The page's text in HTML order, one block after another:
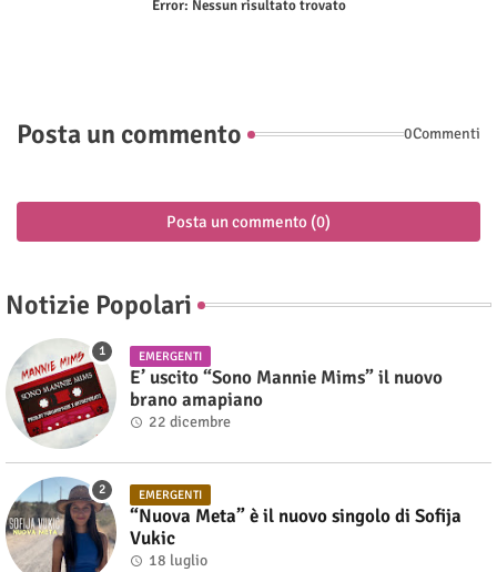
Error: Nessun risultato trovato
Posta un commento 0Commenti
Posta un commento (0)
Notizie Popolari
EMERGENTI
E’ uscito “Sono Mannie Mims” il nuovo
brano amapiano
22 dicembre
EMERGENTI
“Nuova Meta” è il nuovo singolo di Sofija
Vukic
18 luglio